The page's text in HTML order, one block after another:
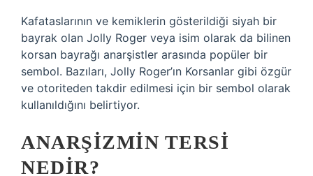
Kafataslarının ve kemiklerin gösterildiği siyah bir
bayrak olan Jolly Roger veya isim olarak da bilinen
korsan bayrağı anarşistler arasında popüler bir
sembol. Bazıları, Jolly Roger’ın Korsanlar gibi özgür
ve otoriteden takdir edilmesi için bir sembol olarak
kullanıldığını belirtiyor.
ANARŞIZMIN TERSI
NEDIR?